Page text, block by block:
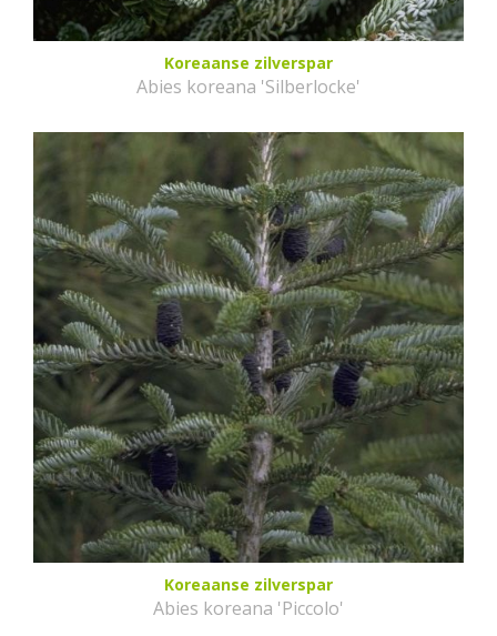
Koreaanse zilverspar
Abies koreana 'Silberlocke'
Koreaanse zilverspar
Abies koreana 'Piccolo'